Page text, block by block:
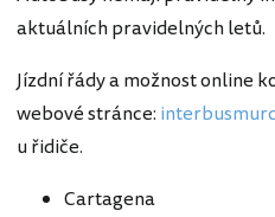
aktuálních pravidelných letů.
Jízdní řády a možnost online
webové stránce:
u řidiče.
Cartagena